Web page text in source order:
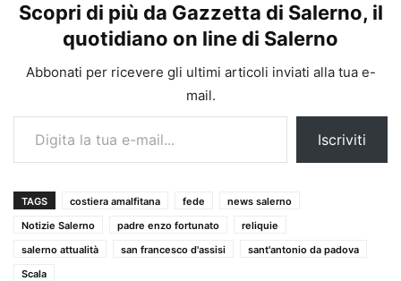
Scopri di più da Gazzetta di Salerno, il
quotidiano on line di Salerno
Abbonati per ricevere gli ultimi articoli inviati alla tua e-
mail.
Digita la tua e-mail...
Iscriviti
TAGS costiera amalfitana fede
news salerno
Notizie Salerno
padre enzo fortunato
reliquie
salerno attualità
san francesco d'assisi
sant'antonio da padova
Scala